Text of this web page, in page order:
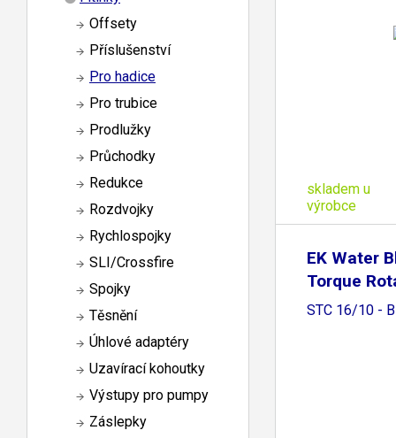
Offsety
Příslušenství
Pro hadice
Pro trubice
Prodlužky
Průchodky
Redukce
Rozdvojky
Rychlospojky
SLI/Crossfire
Spojky
Těsnění
Úhlové adaptéry
Uzavírací kohoutky
Výstupy pro pumpy
Záslepky
skladem u
výrobce
EK Water
Torque
STC 16/10 -